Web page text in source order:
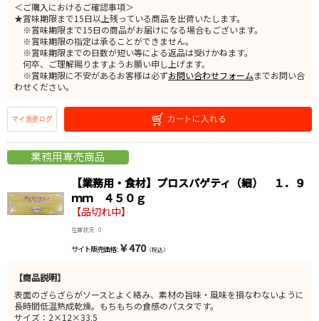
＜ご購入におけるご確認事項＞
★賞味期限まで15日以上残っている商品を出荷いたします。
※賞味期限まで15日の商品がお届けになる場合もございます。
※賞味期限の指定は承ることができません。
※賞味期限までの日数が短い等による返品は受けかねます。
何卒、ご理解賜りますようお願い申し上げます。
※賞味期限に不安があるお客様は必ずお問い合わせフォームまでお問い合
わせください。
【業務用・食材】プロスパゲティ（細） １．９
ｍｍ ４５０ｇ
【品切れ中】
在庫状況 : 0
サイト販売価格 : ￥470（税込）
【商品説明】
表面のざらざらがソースとよく絡み、素材の旨味・風味を損なわないように
長時間低温熟成乾燥。もちもちの食感のパスタです。
サイズ：2×12×33.5